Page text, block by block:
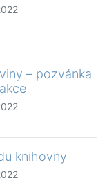
– pozvánka
knihovny